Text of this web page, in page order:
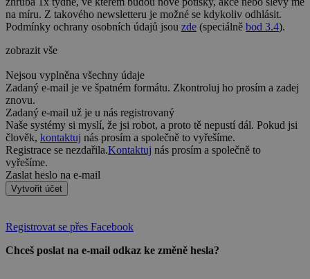
na míru. Z takového newsletteru je možné se kdykoliv odhlásit.
Podmínky ochrany osobních údajů jsou zde (speciálně bod 3.4).
zobrazit vše
Nejsou vyplněna všechny údaje
Zadaný e-mail je ve špatném formátu. Zkontroluj ho prosím a zadej
znovu.
Zadaný e-mail už je u nás registrovaný
Naše systémy si myslí, že jsi robot, a proto tě nepustí dál. Pokud jsi
člověk, kontaktuj nás prosím a společně to vyřešíme.
Registrace se nezdařila.Kontaktuj nás prosím a společně to
vyřešíme.
Zaslat heslo na e-mail
Vytvořit účet
Registrovat se přes Facebook
Chceš poslat na e-mail odkaz ke změně hesla?